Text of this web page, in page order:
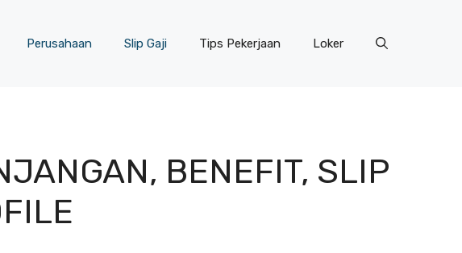
Perusahaan Slip Gaji Tips Pekerjaan Loker
BENEFIT, SLIP